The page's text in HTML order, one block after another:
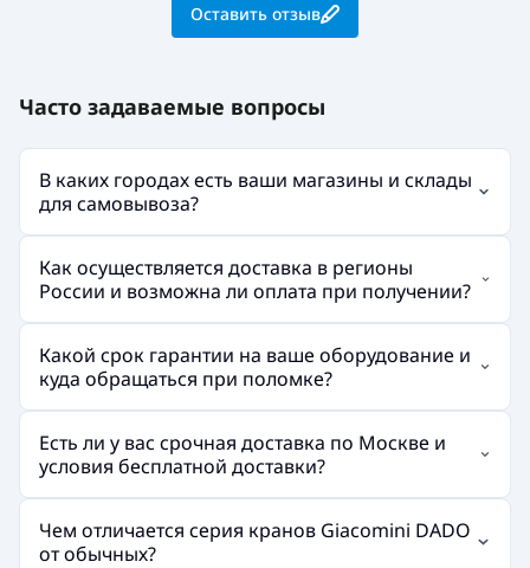
Оставить отзыв
Часто задаваемые вопросы
В каких городах есть ваши магазины и склады
для самовывоза?
Как осуществляется доставка в регионы
России и возможна ли оплата при получении?
Какой срок гарантии на ваше оборудование и
куда обращаться при поломке?
Есть ли у вас срочная доставка по Москве и
условия бесплатной доставки?
Чем отличается серия кранов Giacomini DADO
от обычных?